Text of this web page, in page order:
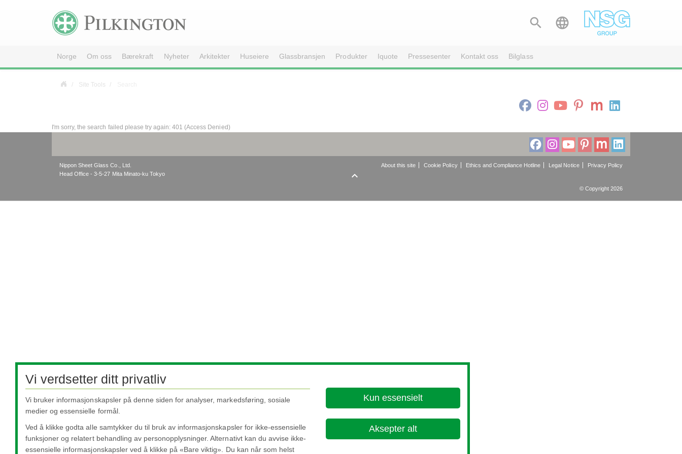
 
Norge Om oss Bærekraft Nyheter Arkitekter Huseiere Glassbransjen Produkter Iquote Pressesenter Kontakt oss Bilglass
Site Tools
I'm sorry, the search failed please try again: 401 (Access Denied)
Nippon Sheet Glass Co., Ltd.
Head Office - 3-5-27 Mita Minato-ku Tokyo
About this site Cookie Policy Ethics and Compliance Hotline Legal Notice Privacy Policy

© Copyright 2026
Vi verdsetter ditt privatliv
Vi bruker informasjonskapsler på denne siden for analyser, markedsføring, sosiale
medier og essensielle formål.
Ved å klikke godta alle samtykker du til bruk av informasjonskapsler for ikke-essensielle
funksjoner og relatert behandling av personopplysninger. Alternativt kan du avvise ikke-
essensielle informasjonskapsler ved å klikke på «Bare viktig». Du kan når som helst
Kun essensielt
Aksepter alt